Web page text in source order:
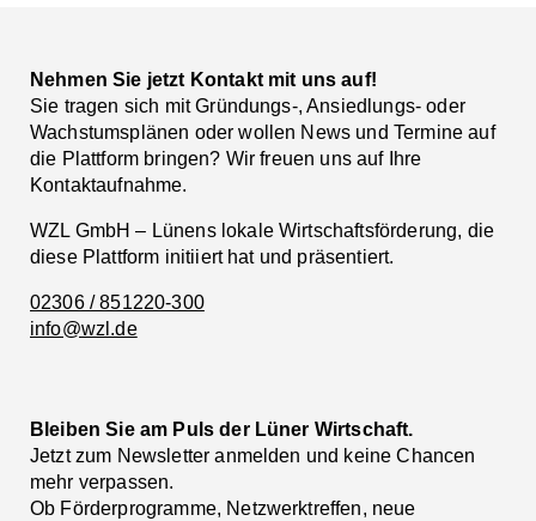
Nehmen Sie jetzt Kontakt mit uns auf!
Sie tragen sich mit Gründungs-, Ansiedlungs- oder
Wachstumsplänen oder wollen News und Termine auf
die Plattform bringen? Wir freuen uns auf Ihre
Kontaktaufnahme.
WZL GmbH – Lünens lokale Wirtschaftsförderung, die
diese Plattform initiiert hat und präsentiert.
02306 / 851220-300
info@wzl.de
Bleiben Sie am Puls der Lüner Wirtschaft.
Jetzt zum Newsletter anmelden und keine Chancen
mehr verpassen.
Ob Förderprogramme, Netzwerktreffen, neue